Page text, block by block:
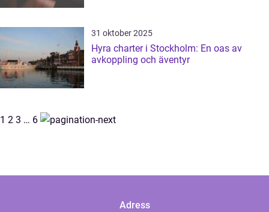
31 oktober 2025
Hyra charter i Stockholm: En oas av
avkoppling och äventyr
1 2 3 … 6
Adress